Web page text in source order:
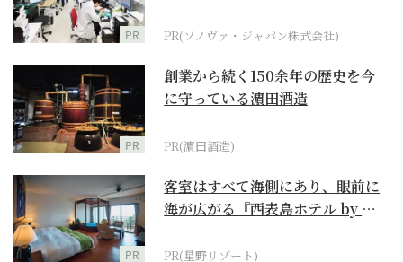
PR PR(ソノヴァ・ジャパン株式会社)
PR
創業から続く150余年の歴史を今
に守っている濵田酒造
PR(濵田酒造)
PR
客室はすべて海側にあり、眼前に
海が広がる『西表島ホテル by 星
PR(星野リゾート)